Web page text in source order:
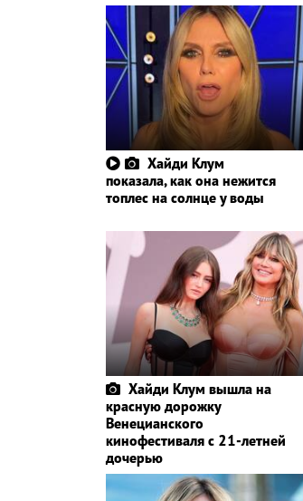
Хайди Клум
показала, как она нежится
топлес на солнце у воды
Хайди Клум вышла на
красную дорожку
Венецианского
кинофестиваля с 21-летней
дочерью